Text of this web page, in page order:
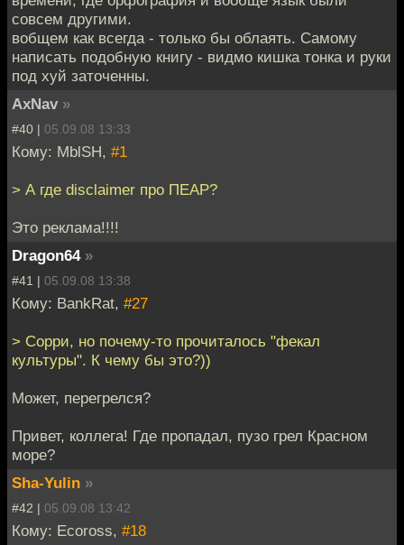
совсем другими.
вобщем как всегда - только бы облаять. Самому
написать подобную книгу - видмо кишка тонка и руки
под хуй заточенны.
AxNav »
#40 | 05.09.08 13:33
Кому: MblSH, #1
> А где disclaimer про ПЕАР?
Это реклама!!!!
Dragon64 »
#41 | 05.09.08 13:38
Кому: BankRat, #27
> Сорри, но почему-то прочиталось "фекал
культуры". К чему бы это?))
Может, перегрелся?
Привет, коллега! Где пропадал, пузо грел Красном
море?
Sha-Yulin »
#42 | 05.09.08 13:42
Кому: Ecoross, #18